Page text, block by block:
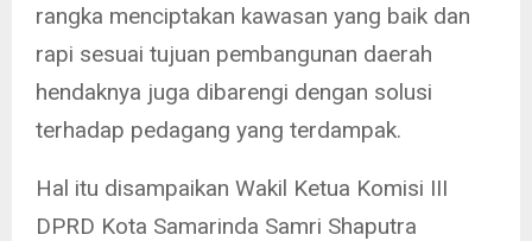
rangka menciptakan kawasan yang baik dan
rapi sesuai tujuan pembangunan daerah
hendaknya juga dibarengi dengan solusi
terhadap pedagang yang terdampak.
Hal itu disampaikan Wakil Ketua Komisi III
DPRD Kota Samarinda Samri Shaputra